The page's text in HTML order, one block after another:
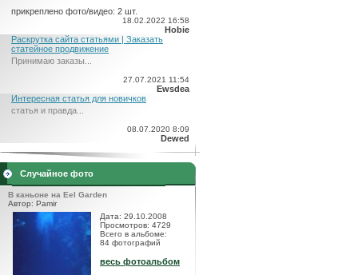
прикреплено фото/видео: 2 шт.
18.02.2022 16:58
Hobie
Раскрутка сайта статьями | Заказать
статейное продвижение
Принимаю заказы...
27.07.2021 11:54
Ewsdea
Интересная статья для новичков
статья и правда...
08.07.2020 8:09
Dewed
Случайное фото
В каньоне на Eel Garden
Автор: Pamir
Дата: 29.10.2008
Просмотров: 4729
Всего в альбоме:
84 фотографий
весь фотоальбом